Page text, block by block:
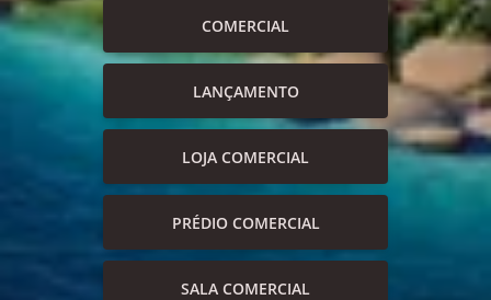
COMERCIAL
LANÇAMENTO
LOJA COMERCIAL
PRÉDIO COMERCIAL
SALA COMERCIAL